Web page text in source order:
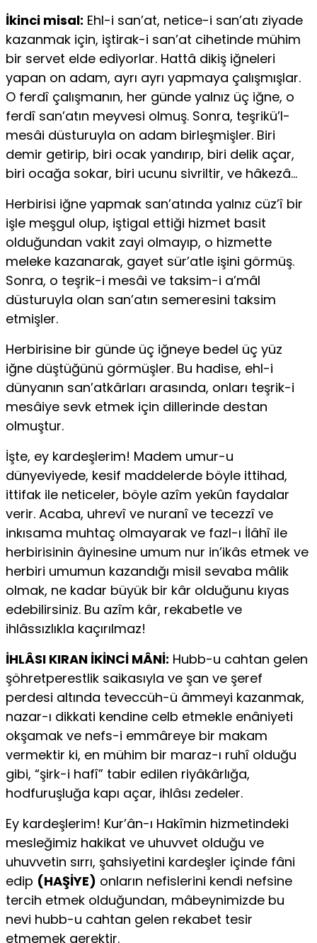
İkinci misal: Ehl-i san’at, netice-i san’atı ziyade
kazanmak için, iştirak-i san’at cihetinde mühim
bir servet elde ediyorlar. Hattâ dikiş iğneleri
yapan on adam, ayrı ayrı yapmaya çalışmışlar.
O ferdî çalışmanın, her günde yalnız üç iğne, o
ferdî san’atın meyvesi olmuş. Sonra, teşrikü’l-
mesâi düsturuyla on adam birleşmişler. Biri
demir getirip, biri ocak yandırıp, biri delik açar,
biri ocağa sokar, biri ucunu sivriltir, ve hâkezâ…
Herbirisi iğne yapmak san’atında yalnız cüz’î bir
işle meşgul olup, iştigal ettiği hizmet basit
olduğundan vakit zayi olmayıp, o hizmette
meleke kazanarak, gayet sür’atle işini görmüş.
Sonra, o teşrik-i mesâi ve taksim-i a’mâl
düsturuyla olan san’atın semeresini taksim
etmişler.
Herbirisine bir günde üç iğneye bedel üç yüz
iğne düştüğünü görmüşler. Bu hadise, ehl-i
dünyanın san’atkârları arasında, onları teşrik-i
mesâiye sevk etmek için dillerinde destan
olmuştur.
İşte, ey kardeşlerim! Madem umur-u
dünyeviyede, kesif maddelerde böyle ittihad,
ittifak ile neticeler, böyle azîm yekûn faydalar
verir. Acaba, uhrevî ve nuranî ve tecezzî ve
inkısama muhtaç olmayarak ve fazl-ı İlâhî ile
herbirisinin âyinesine umum nur in’ikâs etmek ve
herbiri umumun kazandığı misil sevaba mâlik
olmak, ne kadar büyük bir kâr olduğunu kıyas
edebilirsiniz. Bu azîm kâr, rekabetle ve
ihlâssızlıkla kaçırılmaz!
İHLÂSI KIRAN İKİNCİ MÂNİ: Hubb-u cahtan gelen
şöhretperestlik saikasıyla ve şan ve şeref
perdesi altında teveccüh-ü âmmeyi kazanmak,
nazar-ı dikkati kendine celb etmekle enâniyeti
okşamak ve nefs-i emmâreye bir makam
vermektir ki, en mühim bir maraz-ı ruhî olduğu
gibi, “şirk-i hafî” tabir edilen riyâkârlığa,
hodfuruşluğa kapı açar, ihlâsı zedeler.
Ey kardeşlerim! Kur’ân-ı Hakîmin hizmetindeki
mesleğimiz hakikat ve uhuvvet olduğu ve
uhuvvetin sırrı, şahsiyetini kardeşler içinde fâni
edip (HAŞİYE) onların nefislerini kendi nefsine
tercih etmek olduğundan, mâbeynimizde bu
nevi hubb-u cahtan gelen rekabet tesir
etmemek gerektir.